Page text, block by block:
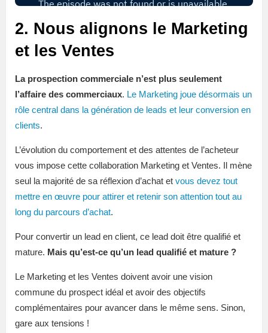
2. Nous alignons le Marketing
et les Ventes
La prospection commerciale n’est plus seulement
l’affaire des commerciaux. Le Marketing joue désormais un
rôle central dans la génération de leads et leur conversion en
clients.
L’évolution du comportement et des attentes de l’acheteur
vous impose cette collaboration Marketing et Ventes. Il mène
seul la majorité de sa réflexion d’achat et vous devez tout
mettre en œuvre pour attirer et retenir son attention tout au
long du parcours d’achat.
Pour convertir un lead en client, ce lead doit être qualifié et
mature. Mais qu’est-ce qu’un lead qualifié et mature ?
Le Marketing et les Ventes doivent avoir une vision
commune du prospect idéal et avoir des objectifs
complémentaires pour avancer dans le même sens. Sinon,
gare aux tensions !